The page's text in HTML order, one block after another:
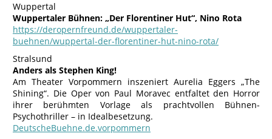
Wuppertal
Wuppertaler Bühnen: „Der Florentiner Hut“, Nino Rota
https://deropernfreund.de/wuppertaler-
buehnen/wuppertal-der-florentiner-hut-nino-rota/
Stralsund
Anders als Stephen King!
Am Theater Vorpommern inszeniert Aurelia Eggers „The
Shining“. Die Oper von Paul Moravec entfaltet den Horror
ihrer berühmten Vorlage als prachtvollen Bühnen-
Psychothriller – in Idealbesetzung.
DeutscheBuehne.de.vorpommern